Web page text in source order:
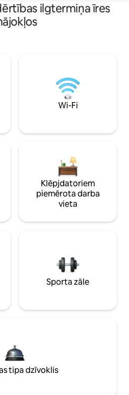
ilgtermiņa īres
Wi-Fi
Klēpjdatoriem
piemērota darba
vieta
Sporta zāle
tipa dzīvoklis